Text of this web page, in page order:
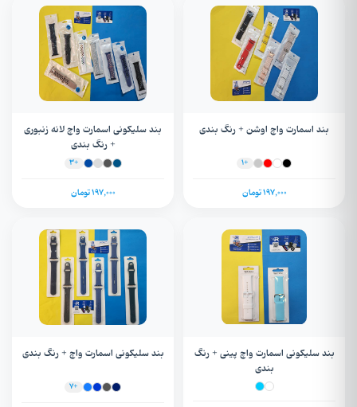
بند اسمارت واچ اوشن + رنگ بندی
+1
197,000 تومان
بند سلیکونی اسمارت واچ لانه زنبوری
+ رنگ بندی
+3
197,000 تومان
بند سلیکونی اسمارت واچ پینی + رنگ
بندی
بند سلیکونی اسمارت واچ + رنگ بندی
+7